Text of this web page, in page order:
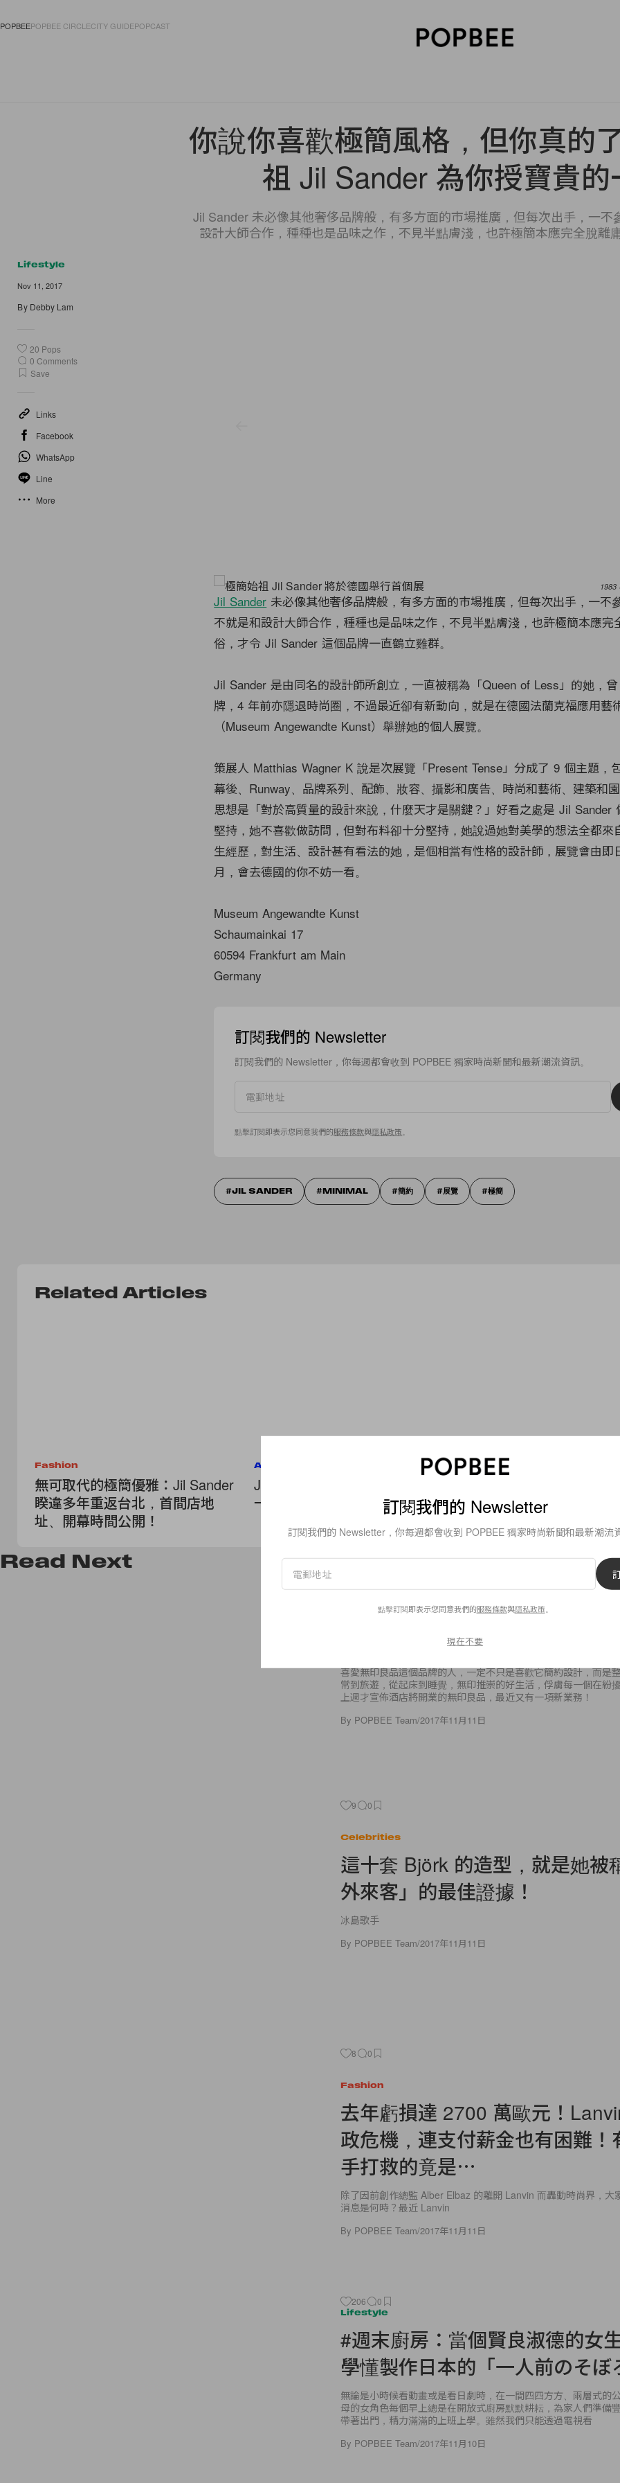
POPBEEPOPBEE CIRCLECITY GUIDEPOPCAST
你說你喜歡極簡風格，但你真的
祖 Jil Sander 為你授寶貴的
Jil Sander 未必像其他奢侈品牌般，有多方面的市場推廣，但每次出手，一不
設計大師合作，種種也是品味之作，不見半點膚淺，也許極簡本應完全脫離
Lifestyle
Nov 11, 2017
By Debby Lam
20 Pops
0 Comments
Save
Links
Facebook
WhatsApp
Line
More
1983
Jil Sander 未必像其他奢侈品牌般，有多方面的市場推廣，但每次出手，一不
不就是和設計大師合作，種種也是品味之作，不見半點膚淺，也許極簡本應完
俗，才令 Jil Sander 這個品牌一直鶴立雞群。
Jil Sander 是由同名的設計師所創立，一直被稱為「Queen of Less」的她，
牌，4 年前亦隱退時尚圈，不過最近卻有新動向，就是在德國法蘭克福應用藝
（Museum Angewandte Kunst）舉辦她的個人展覽。
策展人 Matthias Wagner K 說是次展覽「Present Tense」分成了 9 個主題，包
幕後、Runway、品牌系列、配飾、妝容、攝影和廣告、時尚和藝術、建築和
思想是「對於高質量的設計來說，什麼天才是關鍵？」好看之處是 Jil Sander
堅持，她不喜歡做訪問，但對布料卻十分堅持，她說過她對美學的想法全都來
生經歷，對生活、設計甚有看法的她，是個相當有性格的設計師，展覽會由即
月，會去德國的你不妨一看。
Museum Angewandte Kunst
Schaumainkai 17
60594 Frankfurt am Main
Germany
訂閱我們的 Newsletter
訂閱我們的 Newsletter，你每週都會收到 POPBEE 獨家時尚新聞和最新潮流資訊。
點擊訂閱即表示您同意我們的服務條款與隱私政策
JIL SANDER MINIMAL 簡約 展覽 極簡
Related Articles
Fashion
無可取代的極簡優雅：Jil Sander
睽違多年重返台北，首間店地
址、開幕時間公開！
Accessories
JIL SANDER x PUMA 聯乘：這
一款 K-Street 必須收藏！
Lifestyle
Gallery 4 全新展覽《
Read Next
Lifestyle
會成為最多遊客的車站？無印
喜愛無印良品這個品牌的人，一定不只是喜歡它簡約設計，而是
常到旅遊，從起床到睡覺，無印推崇的好生活，俘虜每一個在紛
上週才宣佈酒店將開業的無印良品，最近又有一項新業務！
By POPBEE Team/2017年11月11日
9 0
Celebrities
這十套 Björk 的造型，就是她被
外來客」的最佳證據！
冰島歌手
By POPBEE Team/2017年11月11日
8 0
Fashion
去年虧損達 2700 萬歐元！
政危機，連支付薪金也有困難！
手打救的竟是⋯
除了因前創作總監 Alber Elbaz 的離開 Lanvin 而轟動時尚界，大
消息是何時？最近 Lanvin
By POPBEE Team/2017年11月11日
206 0
Lifestyle
#週末廚房：當個賢良淑德的女
學懂製作日本的「一人前のそぼ
無論是小時候看動畫或是看日劇時，在一間四四方方、兩層式的
母的女角色每個早上總是在開放式廚房默默耕耘，為家人們準備
帶著出門，精力滿滿的上班上學。雖然我們只能透過電視看
By POPBEE Team/2017年11月10日
訂閱我們的 Newsletter
訂閱我們的 Newsletter，你每週都會收到 POPBEE 獨家時尚新聞和最新潮流資
點擊訂閱即表示您同意我們的服務條款與隱私政策
現在不要